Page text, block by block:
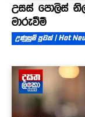
උසස් පොලිස්
මාරුවීම්
උණුසුම් පුවත් | Hot